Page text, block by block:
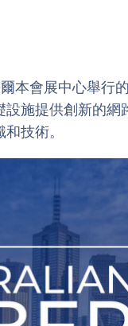
爾本會展中心舉行的
施提供創新的網
技術。